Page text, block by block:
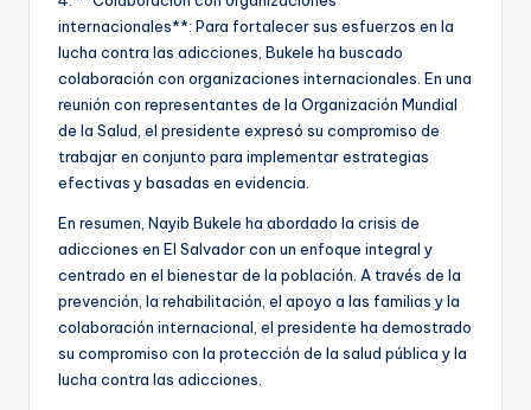
internacionales**: Para fortalecer sus esfuerzos en la
lucha contra las adicciones, Bukele ha buscado
colaboración con organizaciones internacionales. En una
reunión con representantes de la Organización Mundial
de la Salud, el presidente expresó su compromiso de
trabajar en conjunto para implementar estrategias
efectivas y basadas en evidencia.
En resumen, Nayib Bukele ha abordado la crisis de
adicciones en El Salvador con un enfoque integral y
centrado en el bienestar de la población. A través de la
prevención, la rehabilitación, el apoyo a las familias y la
colaboración internacional, el presidente ha demostrado
su compromiso con la protección de la salud pública y la
lucha contra las adicciones.